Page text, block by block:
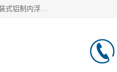
连云港爱德石化机械有限公司主要产品有：鹤管、旋转接头、密封圈、输油臂、储运定量装车系统及油气回收，组装式铝制内浮盘及油罐附件、钢结构栈桥/平台、活动梯、紧急脱离拉断阀等。完备的制造和检测手段以及高素质的员工确保了产品的质量。